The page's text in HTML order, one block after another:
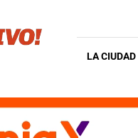
LA CIUDAD